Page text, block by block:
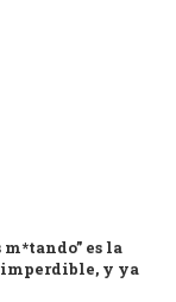
m*tando” es la
y ya